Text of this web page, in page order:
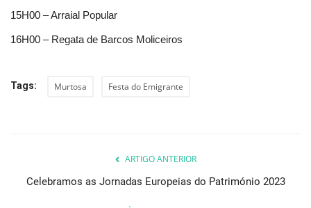
15H00 – Arraial Popular
16H00 – Regata de Barcos Moliceiros
Tags: Murtosa Festa do Emigrante
ARTIGO ANTERIOR
Celebramos as Jornadas Europeias do Património 2023